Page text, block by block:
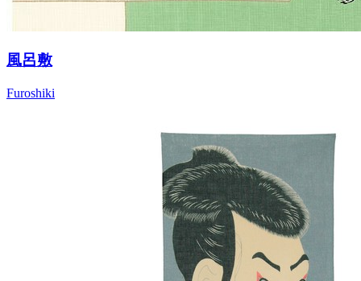
風呂敷
Furoshiki